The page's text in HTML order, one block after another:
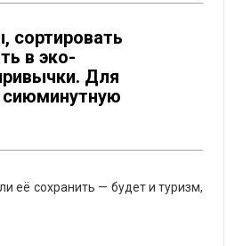
сортировать
в эко-
Для
сиюминутную
её сохранить — будет и туризм,